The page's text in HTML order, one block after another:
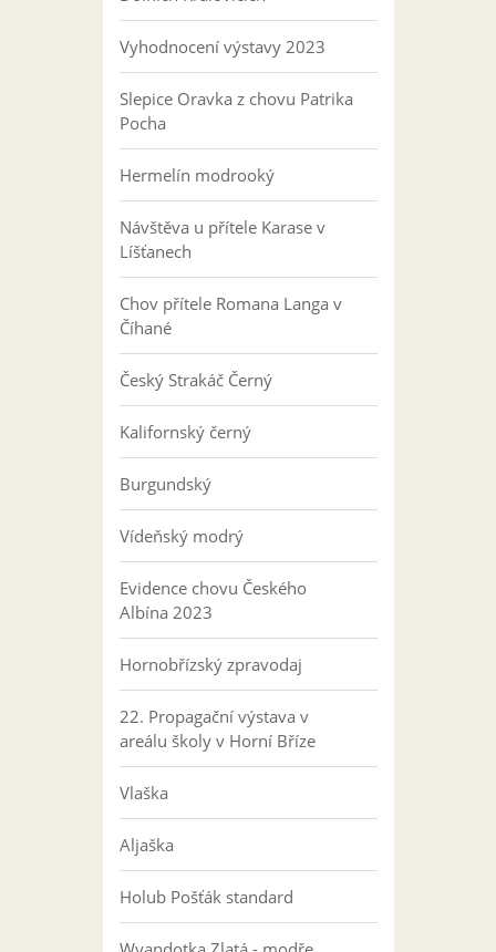
Vyhodnocení výstavy 2023
Slepice Oravka z chovu Patrika
Pocha
Hermelín modrooký
Návštěva u přítele Karase v
Líšťanech
Chov přítele Romana Langa v
Číhané
Český Strakáč Černý
Kalifornský černý
Burgundský
Vídeňský modrý
Evidence chovu Českého
Albína 2023
Hornobřízský zpravodaj
22. Propagační výstava v
areálu školy v Horní Bříze
Vlaška
Aljaška
Holub Pošťák standard